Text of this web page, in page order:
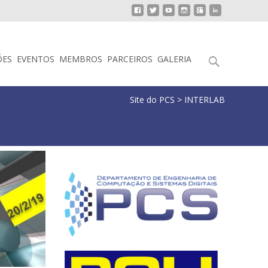
EVENTOS MEMBROS PARCEIROS GALERIA
Pesquisar
Site do PCS > INTERLAB